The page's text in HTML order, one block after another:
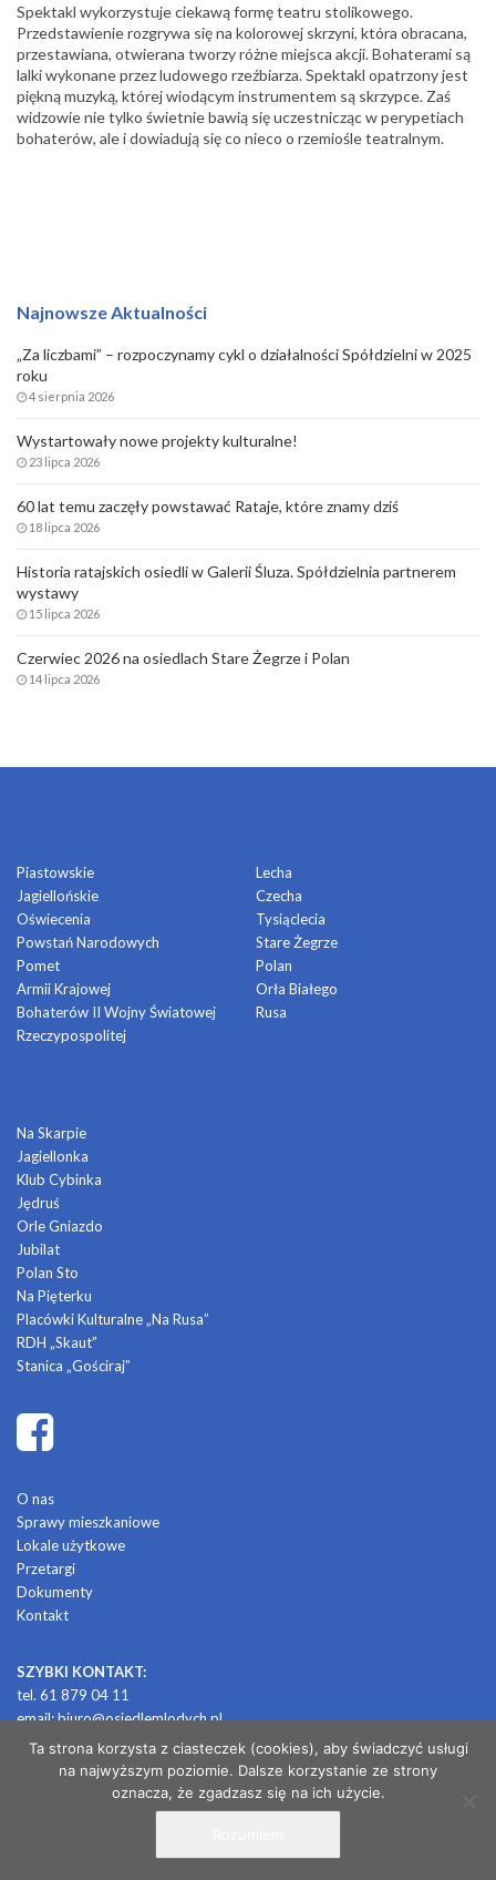
Spektakl wykorzystuje ciekawą formę teatru stolikowego.
Przedstawienie rozgrywa się na kolorowej skrzyni, która obracana,
przestawiana, otwierana tworzy różne miejsca akcji. Bohaterami są
lalki wykonane przez ludowego rzeźbiarza. Spektakl opatrzony jest
piękną muzyką, której wiodącym instrumentem są skrzypce. Zaś
widzowie nie tylko świetnie bawią się uczestnicząc w perypetiach
bohaterów, ale i dowiadują się co nieco o rzemiośle teatralnym.
Najnowsze Aktualności
„Za liczbami” – rozpoczynamy cykl o działalności Spółdzielni w 2025
roku
4 sierpnia 2026
Wystartowały nowe projekty kulturalne!
23 lipca 2026
60 lat temu zaczęły powstawać Rataje, które znamy dziś
18 lipca 2026
Historia ratajskich osiedli w Galerii Śluza. Spółdzielnia partnerem
wystawy
15 lipca 2026
Czerwiec 2026 na osiedlach Stare Żegrze i Polan
14 lipca 2026
Piastowskie
Jagiellońskie
Oświecenia
Powstań Narodowych
Pomet
Armii Krajowej
Bohaterów II Wojny Światowej
Rzeczypospolitej
Lecha
Czecha
Tysiąclecia
Stare Żegrze
Polan
Orła Białego
Rusa
Na Skarpie
Jagiellonka
Klub Cybinka
Jędruś
Orle Gniazdo
Jubilat
Polan Sto
Na Pięterku
Placówki Kulturalne „Na Rusa”
RDH „Skaut”
Stanica „Gościraj”
O nas
Sprawy mieszkaniowe
Lokale użytkowe
Przetargi
Dokumenty
Kontakt
SZYBKI KONTAKT:
tel. 61 879 04 11
email:biuro@osiedlemlodych.pl
© 2026 OSIEDLE MŁODYCH
/ projekt i realizacja: CONTRABANDA / studio graficzne
Ta strona korzysta z ciasteczek (cookies), aby świadczyć usługi
na najwyższym poziomie. Dalsze korzystanie ze strony
oznacza, że zgadzasz się na ich użycie.